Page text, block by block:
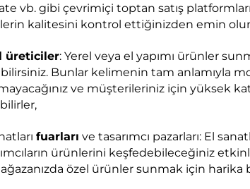
vb. gibi çevrimiçi toptan satış
kalitesini kontrol ettiğinizden emin
üreticiler: Yerel veya el yapımı ürünler
Bunlar kelimenin tam anlamıyla
ve müşterileriniz için yüksek
fuarları ve tasarımcı pazarları: El
ürünlerini keşfedebileceğiniz
özel ürünler sunmak için harika